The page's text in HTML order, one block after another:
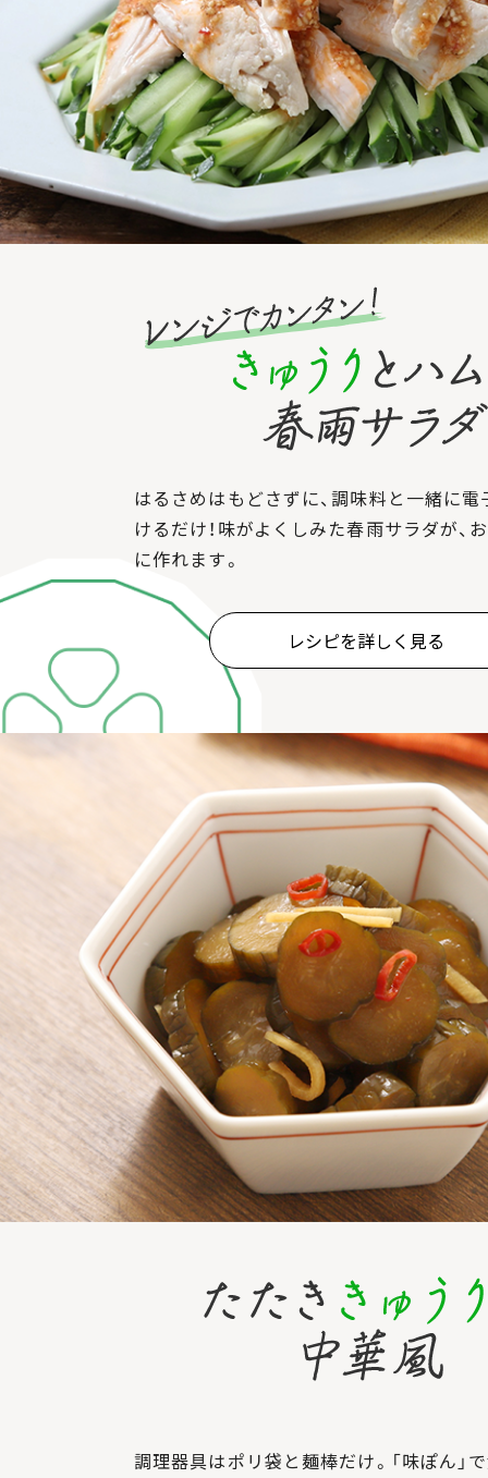
はるさめはもどさずに、調味料と一緒に
けるだけ！味がよくしみた春雨サラダが、
に作れます。
レシピを詳しく見る
調理器具はポリ袋と麺棒だけ。「味ぽん」